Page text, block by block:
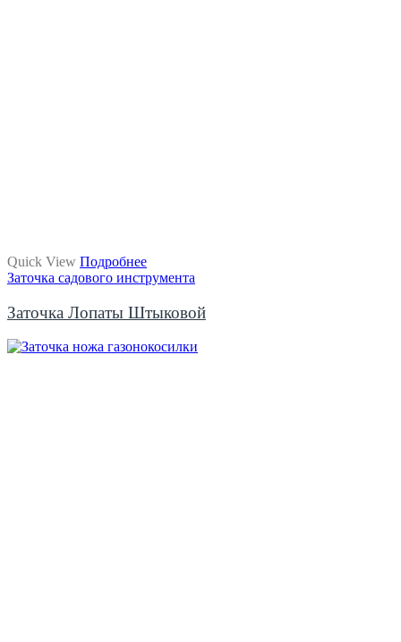
Quick View Подробнее
Заточка садового инструмента
Заточка Лопаты Штыковой